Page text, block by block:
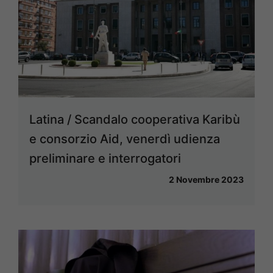
Latina / Scandalo cooperativa Karibù
e consorzio Aid, venerdì udienza
preliminare e interrogatori
2 Novembre 2023